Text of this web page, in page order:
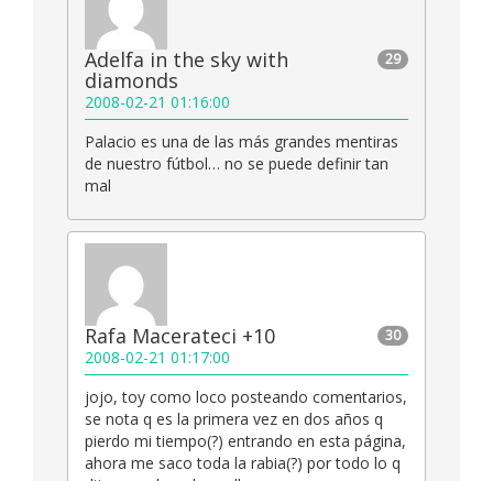
29
Adelfa in the sky with
diamonds
2008-02-21 01:16:00
Palacio es una de las más grandes mentiras
de nuestro fútbol… no se puede definir tan
mal
30
Rafa Macerateci +10
2008-02-21 01:17:00
jojo, toy como loco posteando comentarios,
se nota q es la primera vez en dos años q
pierdo mi tiempo(?) entrando en esta página,
ahora me saco toda la rabia(?) por todo lo q